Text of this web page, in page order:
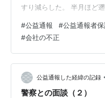
すり減らした。 半月ほど
明に行った。しかし、国税
るまでは不正にはならない
至極当然のことで、決算
道筋を辿ったとしても極
話を終えて出ようとした時
が警察と同じこと言った。
#公益通報 #公益通報者
#会社の不正
公益通報した経緯の記録
警察との面談（２）